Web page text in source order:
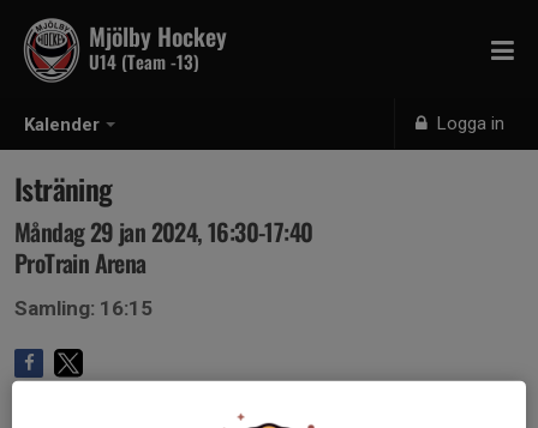
Kalender Logga in
Mjölby Hockey
U14 (Team -13)
Isträning
Måndag 29 jan 2024, 16:30-17:40
ProTrain Arena
Samling: 16:15